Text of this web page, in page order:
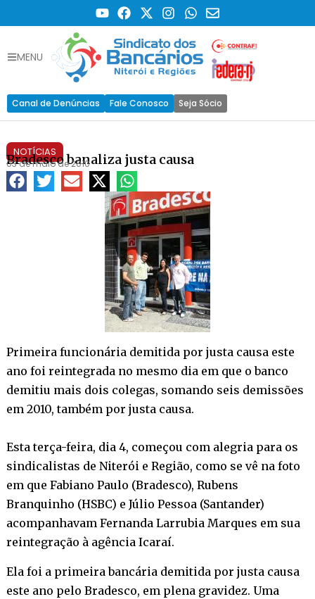
MENU
Canal de Denúncias Fale Conosco Seja Sócio
NOTÍCIAS
Bradesco banaliza justa causa
03 de maio de 2010
Primeira funcionária demitida por justa causa este
ano foi reintegrada no mesmo dia em que o banco
demitiu mais dois colegas, somando seis demissões
em 2010, também por justa causa.
Esta terça-feira, dia 4, começou com alegria para os
sindicalistas de Niterói e Região, como se vê na foto
em que Fabiano Paulo (Bradesco), Rubens
Branquinho (HSBC) e Júlio Pessoa (Santander)
acompanhavam Fernanda Larrubia Marques em sua
reintegração à agência Icaraí.
Ela foi a primeira bancária demitida por justa causa
este ano pelo Bradesco, em plena gravidez. Uma